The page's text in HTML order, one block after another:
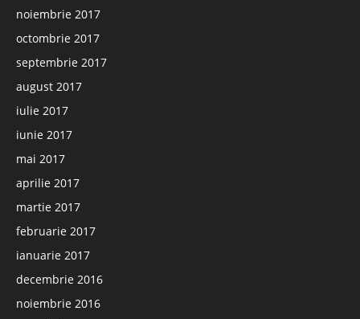
noiembrie 2017
octombrie 2017
septembrie 2017
august 2017
iulie 2017
iunie 2017
mai 2017
aprilie 2017
martie 2017
februarie 2017
ianuarie 2017
decembrie 2016
noiembrie 2016